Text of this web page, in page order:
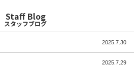
Staff Blog
スタッフブログ
2025.7.30
2025.7.29